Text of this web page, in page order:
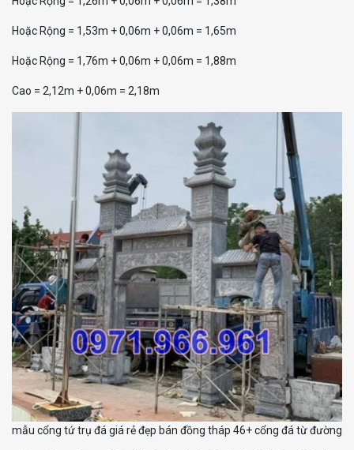
Hoặc Rộng = 1,53m + 0,06m + 0,06m = 1,65m
Hoặc Rộng = 1,76m + 0,06m + 0,06m = 1,88m
Cao = 2,12m + 0,06m = 2,18m
mẫu cổng tứ trụ đá giá rẻ đẹp bán đồng tháp 46+ cổng đá từ đường